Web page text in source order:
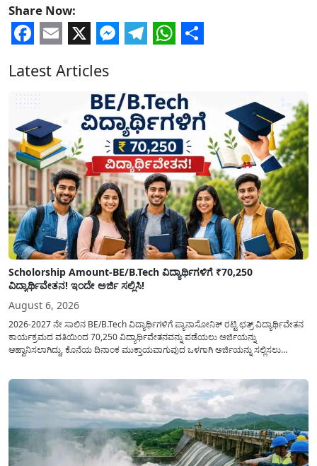
Share Now:
Latest Articles
Scholorship Amount-BE/B.Tech ವಿದ್ಯಾರ್ಥಿಗಳಿಗೆ ₹70,250
ವಿದ್ಯಾರ್ಥಿವೇತನ! ಇಂದೇ ಅರ್ಜಿ ಸಲ್ಲಿಸಿ!
August 6, 2026
2026-2027 ನೇ ಸಾಲಿನ BE/B.Tech ವಿದ್ಯಾರ್ಥಿಗಳಿಗೆ ಪ್ಯಾನಾಸೋನಿಕ್ ರಟ್ಟಿ ಛತ್ರ್ ವಿದ್ಯಾರ್ಥಿವೇತನ
ಕಾರ್ಯಕ್ರಮದ ವತಿಯಿಂದ 70,250 ವಿದ್ಯಾರ್ಥಿವೇತನವನ್ನು ಪಡೆಯಲು ಅರ್ಜಿಯನ್ನು
ಆಹ್ವಾನಿಸಲಾಗಿದ್ದು, ಕೊನೆಯ ದಿನಾಂಕ ಮುಕ್ತಾಯವಾಗುವುದ ಒಳಗಾಗಿ ಅರ್ಜಿಯನ್ನು ಸಲ್ಲಿಸಲು
ಜಾರಿಗೆ...